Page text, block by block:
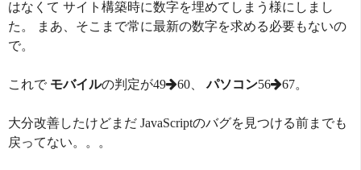
はなくて サイト構築時に数字を埋めてしまう様にしまし
た。 まあ、そこまで常に最新の数字を求める必要もないの
で。
これで モバイルの判定が49 60、パソコン56 67。
大分改善したけどまだ JavaScriptのバグを見つける前までも
戻ってない。。。